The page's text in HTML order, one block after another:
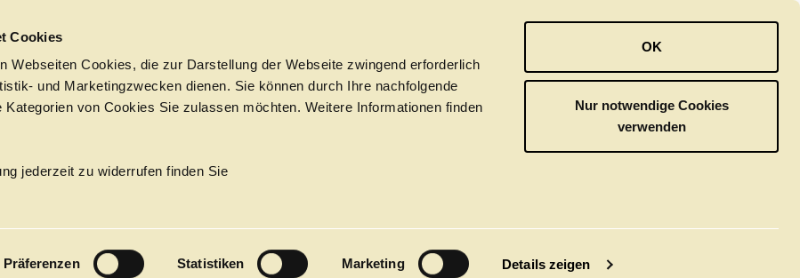
Cookies
Webseiten Cookies, die zur Darstellung der Webseite zwingend erforderlich
und Marketingzwecken dienen. Sie können durch Ihre nachfolgende
von Cookies Sie zulassen möchten. Weitere Informationen finden
jederzeit zu widerrufen finden Sie
Präferenzen Statistiken Marketing Details zeigen
OK
Nur notwendige Cookies
verwenden
ORCHESTER
Termine
KALENDER
DAS UR-
BALLETT